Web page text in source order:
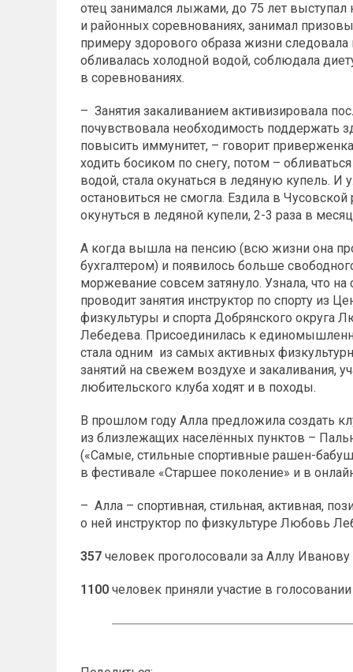
отец занимался лыжами, до 75 лет выступал
и районных соревнованиях, занимал
примеру здорового образа жизни следовала
обливалась холодной водой, соблюдала
в соревнованиях.
– Занятия закаливанием активизировала
почувствовала необходимость поддержать
повысить иммунитет, – говорит
ходить босиком по снегу, потом –
водой, стала окунаться в ледяную купель. И
остановиться не смогла. Ездила в Чусовской
окунуться в ледяной купели, 2-3 раза в
А когда вышла на пенсию (всю жизни она
бухгалтером) и появилось больше
моржевание совсем затянуло. Узнала, что на
проводит занятия инструктор по спорту из
физкультуры и спорта Добрянского округа
Лебедева. Присоединилась к
стала одним из самых активных
занятий на свежем воздухе и закаливания,
любительского клуба ходят и в походы.
В прошлом году Алла предложила создать
из близлежащих населённых пунктов –
(«Самые, стильные спортивные рашен-
в фестивале «Старшее поколение» и в
– Алла – спортивная, стильная, активная,
о ней инструктор по физкультуре Любовь
357 человек проголосовали за Аллу Иванову
1100 человек приняли участие в голосовании